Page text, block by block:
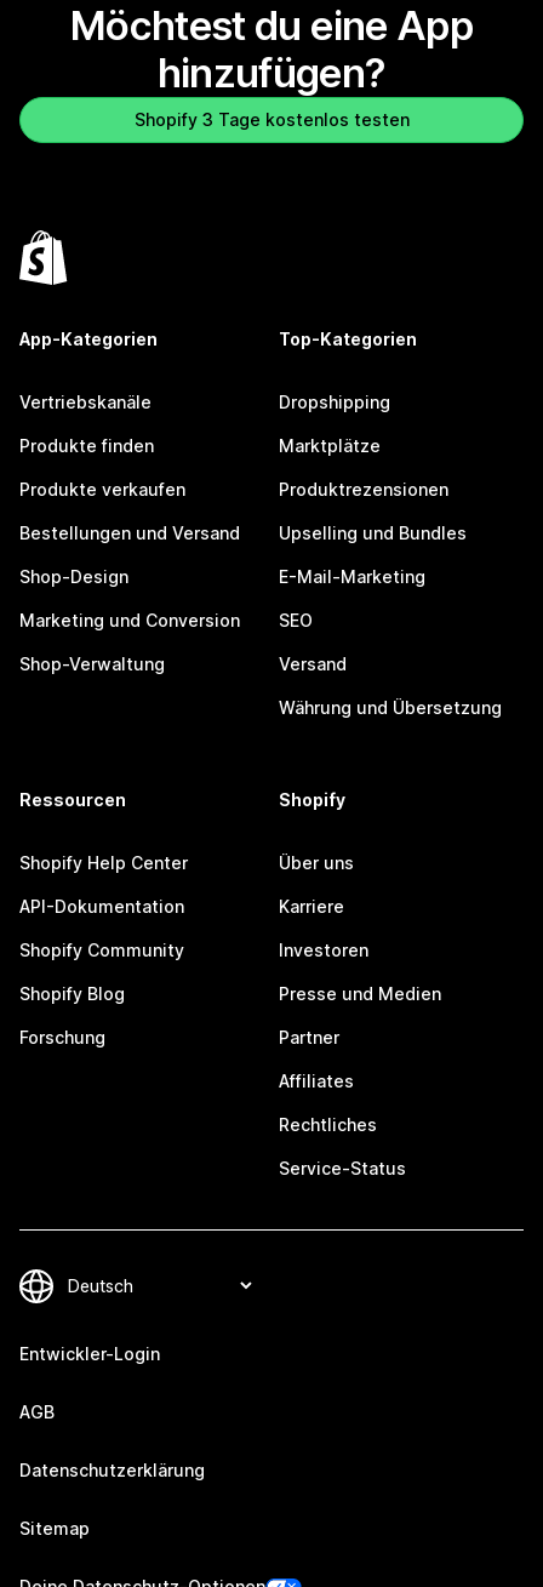
Möchtest du eine App
hinzufügen?
Shopify 3 Tage kostenlos testen
App-Kategorien
Vertriebskanäle
Produkte finden
Produkte verkaufen
Bestellungen und Versand
Shop-Design
Marketing und Conversion
Shop-Verwaltung
Top-Kategorien
Dropshipping
Marktplätze
Produktrezensionen
Upselling und Bundles
E-Mail-Marketing
SEO
Versand
Währung und Übersetzung
Ressourcen
Shopify Help Center
API-Dokumentation
Shopify Community
Shopify Blog
Forschung
Shopify
Über uns
Karriere
Investoren
Presse und Medien
Partner
Affiliates
Rechtliches
Service-Status
Entwickler-Login
AGB
Datenschutzerklärung
Sitemap